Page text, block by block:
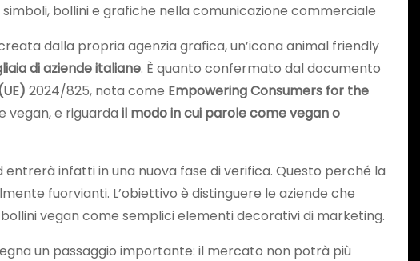
bollini e grafiche nella comunicazione commerciale
dalla propria agenzia grafica, un’icona animal friendly
di aziende italiane. È quanto confermato dal documento
2024/825, nota come Empowering Consumers for the
vegan, e riguarda il modo in cui parole comevegan o
infatti in una nuova fase di verifica. Questo perché la
fuorvianti. L’obiettivo è distinguere le aziende che
vegan come semplici elementi decorativi di marketing.
un passaggio importante: il mercato non potrà più